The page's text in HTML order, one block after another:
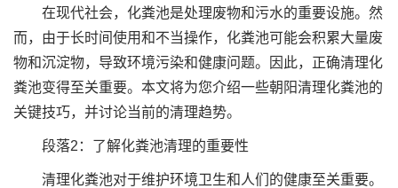
在现代社会，化粪池是处理废物和污水的重要设施。然
而，由于长时间使用和不当操作，化粪池可能会积累大量废
物和沉淀物，导致环境污染和健康问题。因此，正确清理化
粪池变得至关重要。本文将为您介绍一些朝阳清理化粪池的
关键技巧，并讨论当前的清理趋势。
段落2：了解化粪池清理的重要性
清理化粪池对于维护环境卫生和人们的健康至关重要。